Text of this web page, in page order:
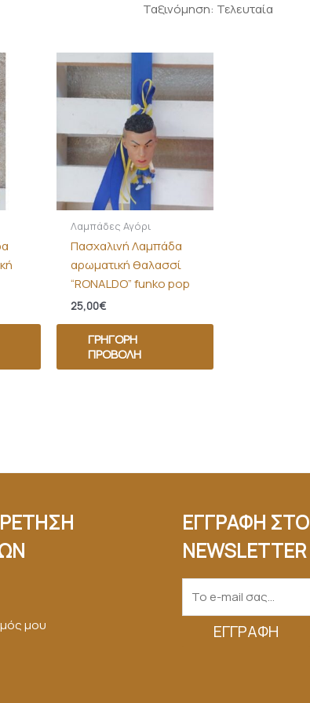
Λαμπάδες Αγόρι
Πασχαλινή Λαμπάδα
αρωματική θαλασσί
“RONALDO” funko pop
25,00€
ΓΡΉΓΟΡΗ
ΠΡΟΒΟΛΉ
μου
ΕΓΓΡΑΦΗ ΣΤΟ
NEWSLETTER
ΕΓΓΡΑΦΉ